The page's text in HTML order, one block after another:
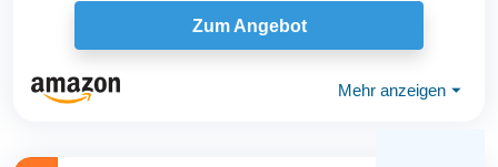
Zum Angebot
Mehr anzeigen ⏷